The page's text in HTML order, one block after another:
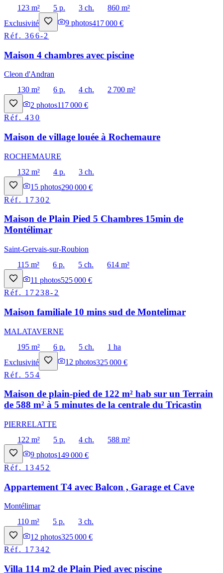
123 m²
5 p. 3 ch.
860 m²
Exclusivité
9 photos417 000 €
Réf.366-2
Maison 4 chambres avec piscine
Cleon d'Andran
130 m²
6 p. 4 ch.
2 700 m²
2 photos117 000 €
Réf.430
Maison de village louée à Rochemaure
ROCHEMAURE
132 m²
4 p.
3 ch.
15 photos290 000 €
Réf. 17302
Maison de Plain Pied 5 Chambres 15min de
Montélimar
Saint-Gervais-sur-Roubion
115 m²
6 p. 5 ch.
614 m²
11 photos525 000 €
Réf. 17238-2
Maison familiale 10 mins sud de Montelimar
MALATAVERNE
195 m²
6 p. 5 ch.
1 ha
Exclusivité
12 photos325 000 €
Réf. 554
Maison de plain-pied de 122 m² hab sur un Terrain
de 588 m² à 5 minutes de la centrale du Tricastin
PIERRELATTE
122 m²
5 p. 4 ch.
588 m²
9 photos149 000 €
Réf. 13452
Appartement T4 avec Balcon , Garage et Cave
Montélimar
110 m²
5 p.
3 ch.
12 photos325 000 €
Réf. 17342
Villa 114 m2 de Plain Pied avec piscine